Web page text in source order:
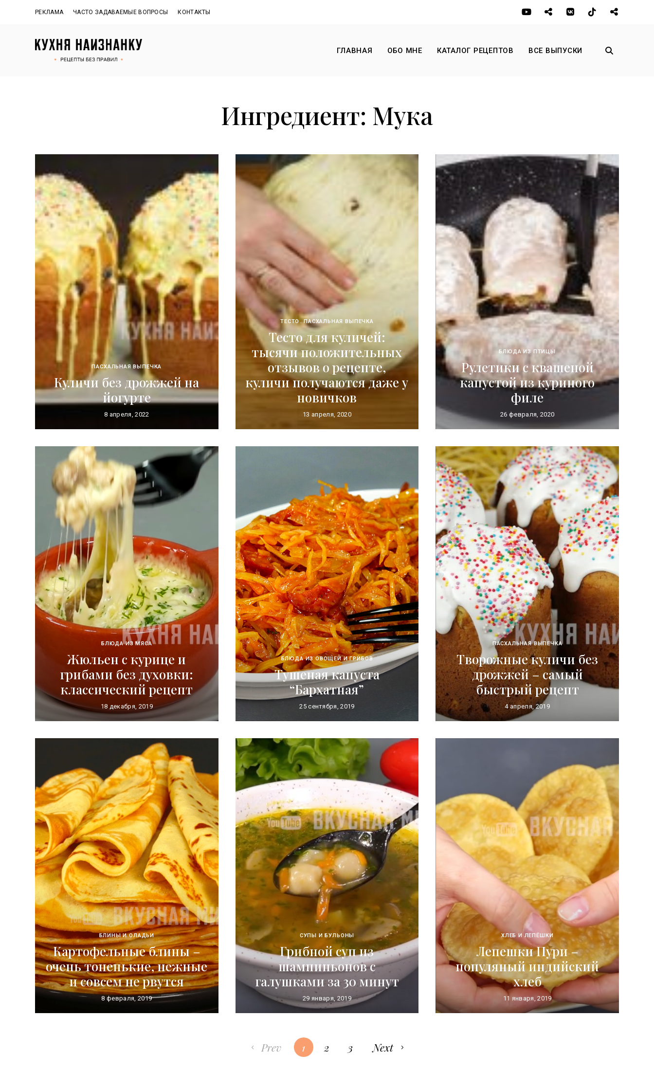
РЕКЛАМА ЧАСТО ЗАДАВАЕМЫЕ ВОПРОСЫ КОНТАКТЫ
ГЛАВНАЯ ОБО МНЕ КАТАЛОГ РЕЦЕПТОВ ВСЕ ВЫПУСКИ
Ингредиент: Мука
ПАСХАЛЬНАЯ ВЫПЕЧКА
Куличи без дрожжей на
йогурте
8 апреля, 2022
ТЕСТО ПАСХАЛЬНАЯ ВЫПЕЧКА
Тесто для куличей:
тысячи положительных
отзывов о рецепте,
куличи получаются даже у
новичков
13 апреля, 2020
БЛЮДА ИЗ ПТИЦЫ
Рулетики с квашеной
капустой из куриного
филе
26 февраля, 2020
БЛЮДА ИЗ МЯСА
Жюльен с курице и
грибами без духовки:
классический рецепт
18 декабря, 2019
БЛЮДА ИЗ ОВОЩЕЙ И ГРИБОВ
Тушеная капуста
“Бархатная”
25 сентября, 2019
ПАСХАЛЬНАЯ ВЫПЕЧКА
Творожные куличи без
дрожжей – самый
быстрый рецепт
4 апреля, 2019
БЛИНЫ И ОЛАДЬИ
Картофельные блины –
очень тоненькие, нежные
и совсем не рвутся
8 февраля, 2019
СУПЫ И БУЛЬОНЫ
Грибной суп из
шампиньонов с
галушками за 30 минут
29 января, 2019
ХЛЕБ И ЛЕПЁШКИ
Лепешки Пури –
популяный индийский
хлеб
11 января, 2019
Prev 1 2 3 Next